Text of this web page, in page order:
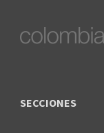
SECCIONES